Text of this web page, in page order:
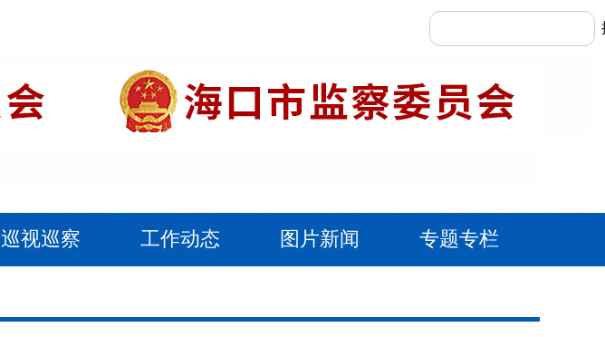
巡视巡察 工作动态 图片新闻 专题专栏